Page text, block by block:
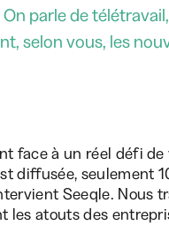
parle de
selon vous, les
face à un réel défi
diffusée, seulement
Seeqle. Nous
atouts des